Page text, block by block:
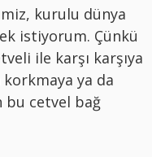
kurulu dünya
istiyorum. Çünkü
ile karşı karşıya
korkmaya ya da
bu cetvel bağ